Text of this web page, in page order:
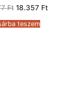
Ft Original
was:
31.077 Ft.
18.357 FtCurrent
teszem